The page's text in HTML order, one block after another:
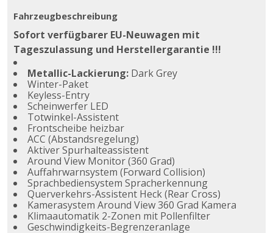
Fahrzeugbeschreibung
Sofort verfügbarer EU-Neuwagen mit
Tageszulassung und Herstellergarantie !!!
Metallic-Lackierung: Dark Grey
Winter-Paket
Keyless-Entry
Scheinwerfer LED
Totwinkel-Assistent
Frontscheibe heizbar
ACC (Abstandsregelung)
Aktiver Spurhalteassistent
Around View Monitor (360 Grad)
Auffahrwarnsystem (Forward Collision)
Sprachbediensystem Spracherkennung
Querverkehrs-Assistent Heck (Rear Cross)
Kamerasystem Around View 360 Grad Kamera
Klimaautomatik 2-Zonen mit Pollenfilter
Geschwindigkeits-Begrenzeranlage